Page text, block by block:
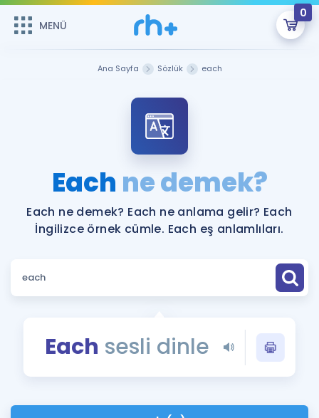
MENÜ
0
ÜYE DEĞİLİM
Sepetin Şu An Boş.
Remzi Hoca ile seni sınava hazırlayacak onlarca eğitim seni
bekliyor!
MENÜ
Faydalı Araçlar
Sözlük
Ana Sayfa Sözlük each
Each ne demek?
Each ne demek? Each ne anlama gelir? Each
İngilizce örnek cümle. Each eş anlamlıları.
Each sesli dinle